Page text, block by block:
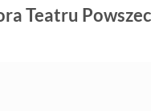
Teatru